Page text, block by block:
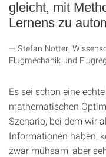
gleicht, mit
Lernens zu
Stefan Notter,
Flugmechanik und
Es sei schon eine
mathematischen
Szenario, bei dem wir
Informationen haben,
zwar mühsam, aber